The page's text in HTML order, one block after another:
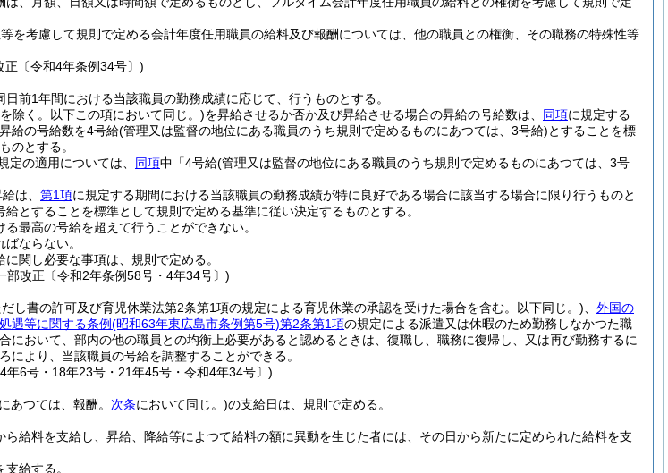
を考慮して規則で定める会計年度任用職員の給料及び報酬については、他の職員との権衡、その職務の特殊性等
〔令和4年条例34号〕)
前1年間における当該職員の勤務成績に応じて、行うものとする。
除く。以下この項において同じ。)を昇給させるか否か及び昇給させる場合の昇給の号給数は、 同項に規定する
給の号給数を4号給(管理又は監督の地位にある職員のうち規則で定めるものにあつては、3号給)とすることを標
のとする。
定の適用については、 同項中「4号給(管理又は監督の地位にある職員のうち規則で定めるものにあつては、3号
は、 第1項に規定する期間における当該職員の勤務成績が特に良好である場合に該当する場合に限り行うものと
とすることを標準として規則で定める基準に従い決定するものとする。
最高の号給を超えて行うことができない。
ならない。
関し必要な事項は、規則で定める。
改正〔令和2年条例58号・4年34号〕)
し書の許可及び育児休業法第2条第1項の規定による育児休業の承認を受けた場合を含む。以下同じ。)
外国の
遇等に関する条例(昭和63年東広島市条例第5号)第2条第1項の規定による派遣又は休暇のため勤務しなかつた職
において、部内の他の職員との均衡上必要があると認めるときは、復職し、職務に復帰し、又は再び勤務するに
により、当該職員の号給を調整することができる。
年6号・18年23号・21年45号・令和4年34号〕)
あつては、報酬。 次条において同じ。)の支給日は、規則で定める。
給料を支給し、昇給、降給等によつて給料の額に異動を生じた者には、その日から新たに定められた給料を支
給する。